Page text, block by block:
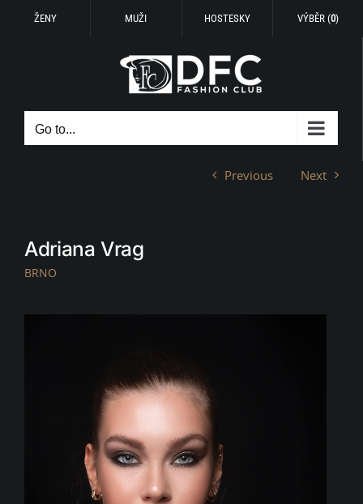
ŽENY MUŽI HOSTESKY VÝBĚR (0)
Go to...
Previous Next
Adriana Vrag
BRNO